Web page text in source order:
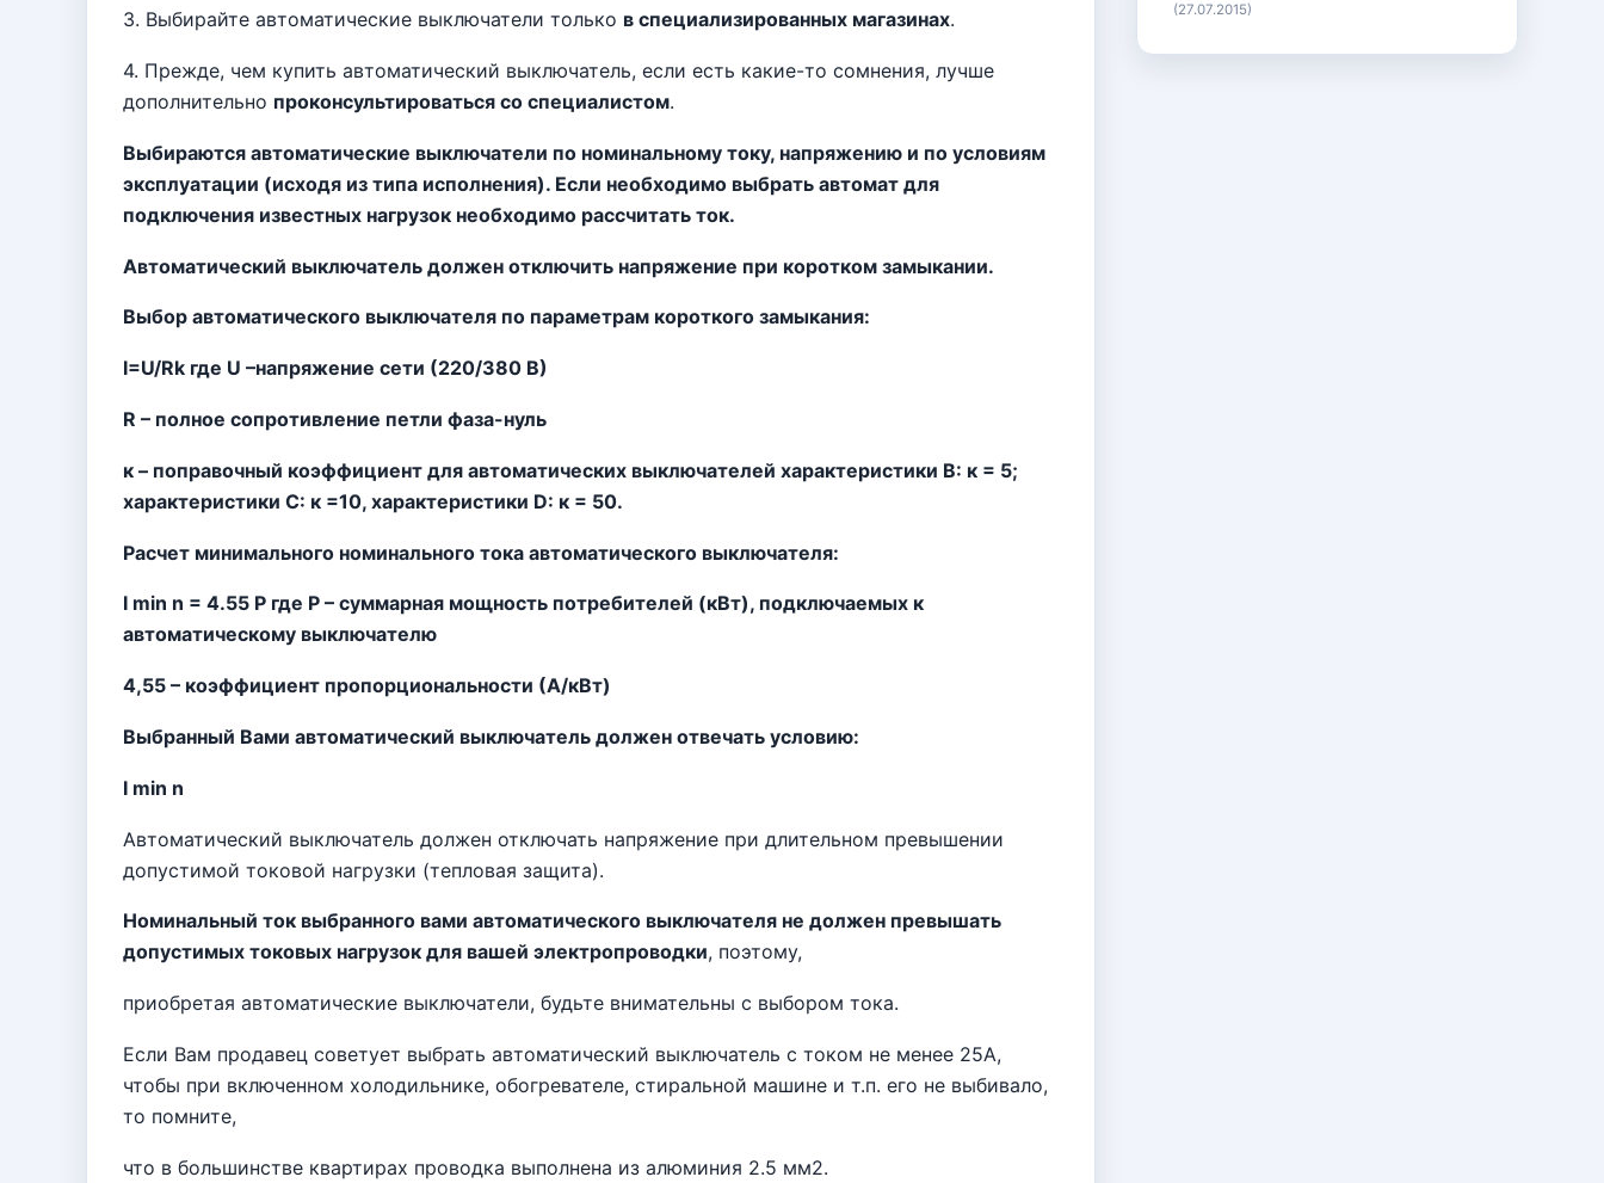
3. Выбирайте автоматические выключатели только в специализированных магазинах.
4. Прежде, чем купить автоматический выключатель, если есть какие-то сомнения, лучше
дополнительно проконсультироваться со специалистом.
Выбираются автоматические выключатели по номинальному току, напряжению и по условиям
эксплуатации (исходя из типа исполнения). Если необходимо выбрать автомат для
подключения известных нагрузок необходимо рассчитать ток.
Автоматический выключатель должен отключить напряжение при коротком замыкании.
Выбор автоматического выключателя по параметрам короткого замыкания:
I=U/Rk где U –напряжение сети (220/380 В)
R – полное сопротивление петли фаза-нуль
к – поправочный коэффициент для автоматических выключателей характеристики В: к = 5;
характеристики С: к =10, характеристики D: к = 50.
Расчет минимального номинального тока автоматического выключателя:
I min n = 4.55 P где Р – суммарная мощность потребителей (кВт), подключаемых к
автоматическому выключателю
4,55 – коэффициент пропорциональности (А/кВт)
Выбранный Вами автоматический выключатель должен отвечать условию:
I min n
Автоматический выключатель должен отключать напряжение при длительном превышении
допустимой токовой нагрузки (тепловая защита).
Номинальный ток выбранного вами автоматического выключателя не должен превышать
допустимых токовых нагрузок для вашей электропроводки, поэтому,
приобретая автоматические выключатели, будьте внимательны с выбором тока.
Если Вам продавец советует выбрать автоматический выключатель с током не менее 25А,
чтобы при включенном холодильнике, обогревателе, стиральной машине и т.п. его не выбивало,
то помните,
что в большинстве квартирах проводка выполнена из алюминия 2.5 мм2.
(27.07.2015)